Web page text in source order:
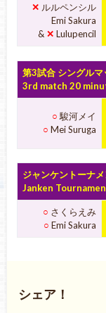
✕ ルルペンシル
Emi Sakura
& ✕ Lulupencil
第3試合 シングル
3rd match 20
○ 駿河メイ
○ Mei Suruga
ジャンケントーナ
Janken
○ さくらえみ
○ Emi Sakura
シェア！